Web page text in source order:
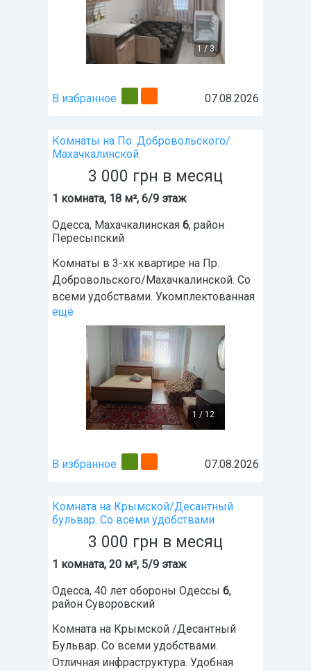
1 / 3
В избранное 07.08.2026
Комнаты на По. Добровольского/
Махачкалинской
3 000 грн в месяц
1 комната, 18 м², 6/9 этаж
Одесса, Махачкалинская 6, район
Пересыпский
Комнаты в 3-хк квартире на Пр.
Добровольского/Махачкалинской. Со
всеми удобствами. Укомплектованная
ещё
1 / 12
В избранное 07.08.2026
Комната на Крымской/Десантный
бульвар. Со всеми удобствами
3 000 грн в месяц
1 комната, 20 м², 5/9 этаж
Одесса, 40 лет обороны Одессы 6,
район Суворовский
Комната на Крымской /Десантный
Бульвар. Со всеми удобствами.
Отличная инфраструктура. Удобная